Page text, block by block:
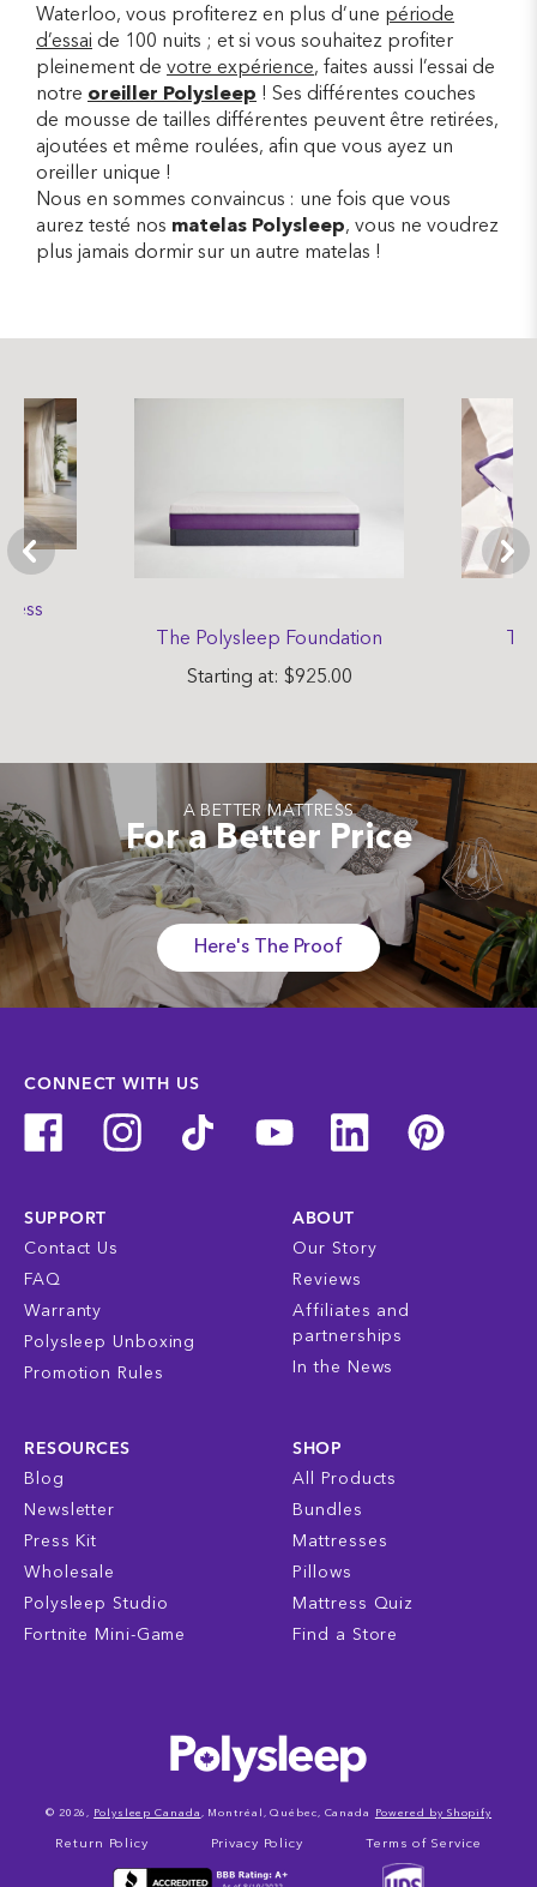
Waterloo, vous profiterez en plus d’une période
d’essai de 100 nuits ; et si vous souhaitez profiter
pleinement de votre expérience, faites aussi l’essai de
notre oreiller Polysleep ! Ses différentes couches
de mousse de tailles différentes peuvent être retirées,
ajoutées et même roulées, afin que vous ayez un
oreiller unique !
Nous en sommes convaincus : une fois que vous
aurez testé nos matelas Polysleep, vous ne voudrez
plus jamais dormir sur un autre matelas !
The Polysleep Foundation
Starting at: $925.00
A BETTER MATTRESS
For a Better Price
Here's The Proof
CONNECT WITH US
SUPPORT
Contact Us
FAQ
Warranty
Polysleep Unboxing
Promotion Rules
ABOUT
Our Story
Reviews
Affiliates and
partnerships
In the News
RESOURCES
Blog
Newsletter
Press Kit
Wholesale
Polysleep Studio
Fortnite Mini-Game
SHOP
All Products
Bundles
Mattresses
Pillows
Mattress Quiz
Find a Store
Return Policy Privacy Policy Terms of Service
© 2026, Polysleep Canada , Montréal, Québec, Canada Powered by Shopify